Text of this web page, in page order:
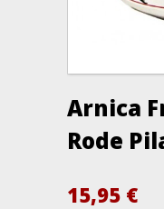
Arnica
Rode
15,95 €